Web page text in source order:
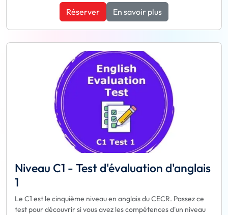
Réserver En savoir plus
Niveau C1 - Test d'évaluation d'anglais
1
Le C1 est le cinquième niveau en anglais du CECR. Passez ce
test pour découvrir si vous avez les compétences d'un niveau